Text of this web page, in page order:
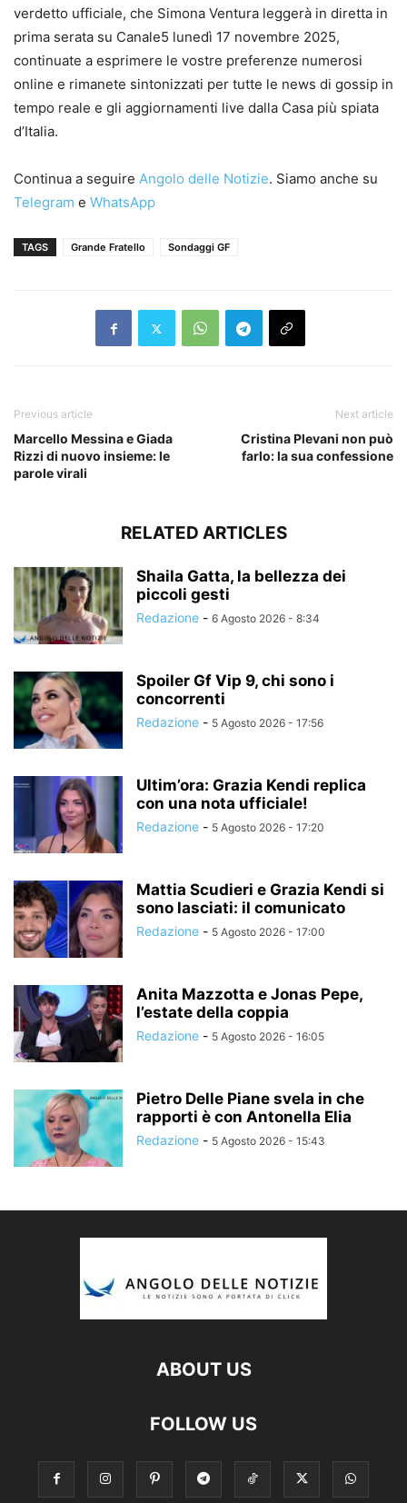
verdetto ufficiale, che Simona Ventura leggerà in diretta in
prima serata su Canale5 lunedì 17 novembre 2025,
continuate a esprimere le vostre preferenze numerosi
online e rimanete sintonizzati per tutte le news di gossip in
tempo reale e gli aggiornamenti live dalla Casa più spiata
d’Italia.
Continua a seguire Angolo delle Notizie. Siamo anche su
Telegram e WhatsApp
TAGS Grande Fratello Sondaggi GF
Previous article
Marcello Messina e Giada
Rizzi di nuovo insieme: le
parole virali
Next article
Cristina Plevani non può
farlo: la sua confessione
RELATED ARTICLES
Shaila Gatta, la bellezza dei
piccoli gesti
Redazione - 6 Agosto 2026 - 8:34
Spoiler Gf Vip 9, chi sono i
concorrenti
Redazione - 5 Agosto 2026 - 17:56
Ultim’ora: Grazia Kendi replica
con una nota ufficiale!
Redazione - 5 Agosto 2026 - 17:20
Mattia Scudieri e Grazia Kendi si
sono lasciati: il comunicato
Redazione - 5 Agosto 2026 - 17:00
Anita Mazzotta e Jonas Pepe,
l’estate della coppia
Redazione - 5 Agosto 2026 - 16:05
Pietro Delle Piane svela in che
rapporti è con Antonella Elia
Redazione - 5 Agosto 2026 - 15:43
ABOUT US
FOLLOW US